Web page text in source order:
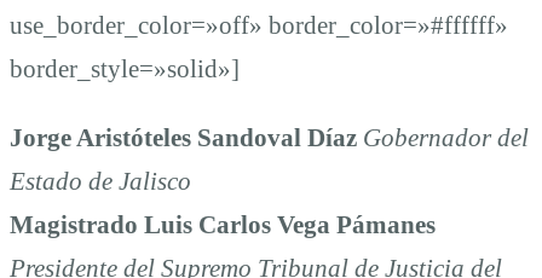
use_border_color=»off» border_color=»#ffffff»
border_style=»solid»]
Jorge Aristóteles Sandoval Díaz Gobernador del
Estado de Jalisco
Magistrado Luis Carlos Vega Pámanes
Presidente del Supremo Tribunal de Justicia del